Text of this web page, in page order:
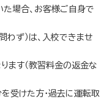
場合、お客様ご自身で
わず）は、入校できませ
ます（教習料金の返金な
受けた方・過去に運転取